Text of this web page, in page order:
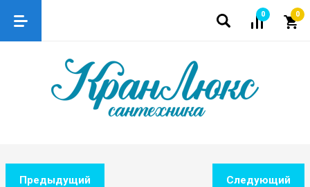
0 0
Предыдущий Следующий